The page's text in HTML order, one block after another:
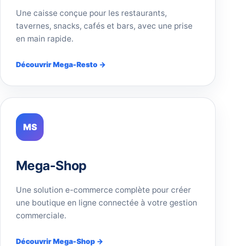
Une caisse conçue pour les restaurants,
tavernes, snacks, cafés et bars, avec une prise
en main rapide.
Découvrir Mega-Resto →
MS
Mega-Shop
Une solution e-commerce complète pour créer
une boutique en ligne connectée à votre gestion
commerciale.
Découvrir Mega-Shop →